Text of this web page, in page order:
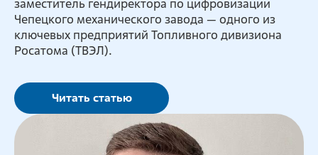
заместитель гендиректора по цифровизации
Чепецкого механического завода — одного из
ключевых предприятий Топливного дивизиона
Росатома (ТВЭЛ).
Читать статью